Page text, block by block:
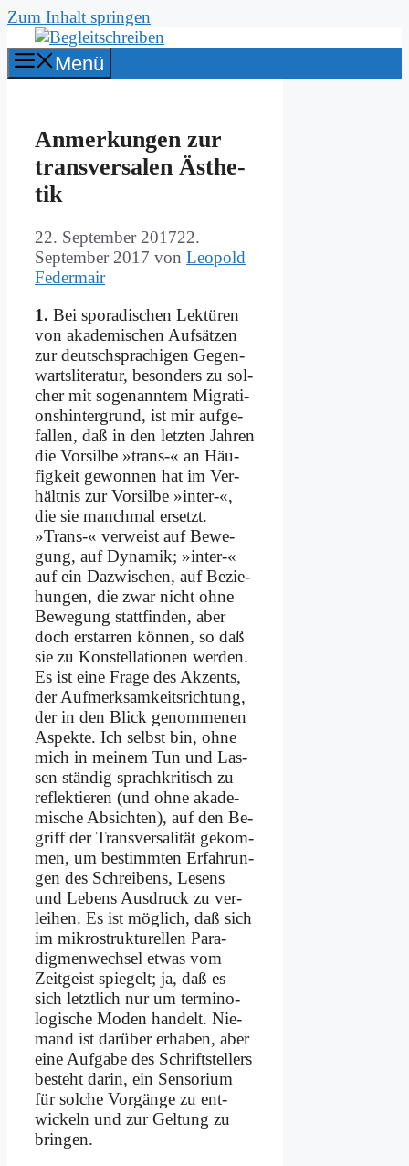
Zum Inhalt springen
Menü
An­mer­kun­gen zur
trans­ver­sa­len Äs­the­
tik
22. September 201722.
September 2017 von Leopold
Federmair
1. Bei spo­ra­di­schen Lek­tü­ren
von aka­de­mi­schen Auf­sät­zen
zur deutsch­spra­chi­gen Ge­gen­
warts­li­te­ra­tur, be­son­ders zu sol­
cher mit so­ge­nann­tem Mi­gra­ti­
ons­hin­ter­grund, ist mir auf­ge­
fal­len, daß in den letz­ten Jah­ren
die Vor­sil­be »trans-« an Häu­
fig­keit ge­won­nen hat im Ver­
hält­nis zur Vor­sil­be »in­ter-«,
die sie manch­mal er­setzt.
»Trans-« ver­weist auf Be­we­
gung, auf Dy­na­mik; »in­ter-«
auf ein Da­zwi­schen, auf Be­zie­
hun­gen, die zwar nicht oh­ne
Be­we­gung statt­fin­den, aber
doch er­star­ren kön­nen, so daß
sie zu Kon­stel­la­tio­nen wer­den.
Es ist ei­ne Fra­ge des Ak­zents,
der Auf­merk­sam­keits­rich­tung,
der in den Blick ge­nom­me­nen
Aspek­te. Ich selbst bin, oh­ne
mich in mei­nem Tun und Las­
sen stän­dig sprach­kri­tisch zu
re­flek­tie­ren (und oh­ne aka­de­
mi­sche Ab­sich­ten), auf den Be­
griff der Trans­ver­sa­li­tät ge­kom­
men, um be­stimm­ten Er­fah­run­
gen des Schrei­bens, Le­sens
und Le­bens Aus­druck zu ver­
lei­hen. Es ist mög­lich, daß sich
im mi­kro­struk­tu­rel­len Para­
digmenwechsel et­was vom
Zeit­geist spie­gelt; ja, daß es
sich letzt­lich nur um termino­
logische Mo­den han­delt. Nie­
mand ist dar­über er­ha­ben, aber
ei­ne Auf­ga­be des Schrift­stellers
be­steht dar­in, ein Sen­so­ri­um
für sol­che Vor­gän­ge zu ent­
wickeln und zur Gel­tung zu
brin­gen.